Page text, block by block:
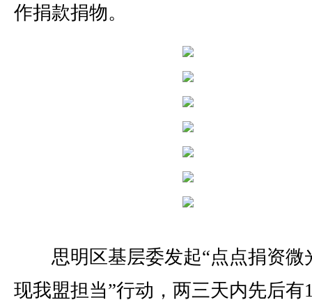
作捐款捐物。
思明区基层委发起“点点捐资微
现我盟担当”行动，两三天内先后有